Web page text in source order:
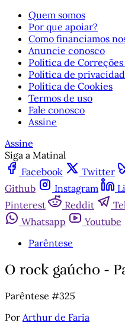
Quem somos
Por que apoiar?
Como financiamos
Anuncie conosco
Política de
Política de
Política de Cookies
Termos de uso
Fale conosco
Assine
Assine
Siga a Matinal
Facebook
Twitter
Github
Instagram
Pinterest
Reddit
Whatsapp
Youtube
Parêntese
O rock gaúcho -
Parêntese #325
Por Arthur de Faria